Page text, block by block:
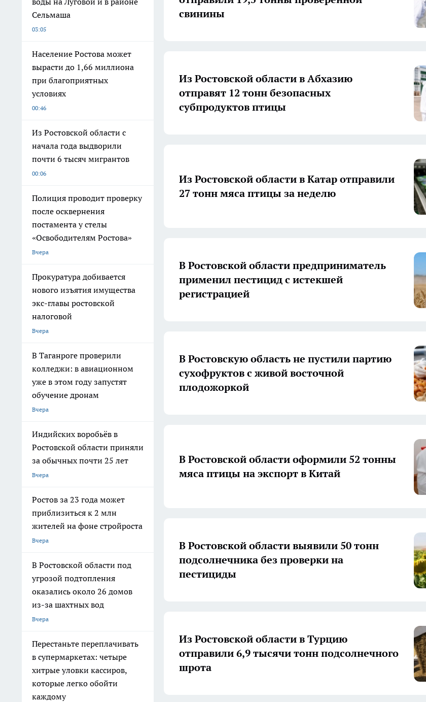
Сельмаша
03:05
Население Ростова может
вырасти до 1,66 миллиона
при благоприятных
условиях
00:46
Из Ростовской области с
начала года выдворили
почти 6 тысяч мигрантов
00:06
Полиция проводит проверку
после осквернения
постамента у стелы
«Освободителям Ростова»
Вчера
Прокуратура добивается
нового изъятия имущества
экс-главы ростовской
налоговой
Вчера
В Таганроге проверили
колледжи: в авиационном
уже в этом году запустят
обучение дронам
Вчера
Индийских воробьёв в
Ростовской области приняли
за обычных почти 25 лет
Вчера
Ростов за 23 года может
приблизиться к 2 млн
жителей на фоне стройроста
Вчера
В Ростовской области под
угрозой подтопления
оказались около 26 домов
из-за шахтных вод
Вчера
Перестаньте переплачивать
в супермаркетах: четыре
хитрые уловки кассиров,
которые легко обойти
каждому
свинины
Из Ростовской области в Абхазию
отправят 12 тонн безопасных
субпродуктов птицы
Из Ростовской области в Катар отправили
27 тонн мяса птицы за неделю
В Ростовской области предприниматель
применил пестицид с истекшей
регистрацией
В Ростовскую область не пустили партию
сухофруктов с живой восточной
плодожоркой
В Ростовской области оформили 52 тонны
мяса птицы на экспорт в Китай
В Ростовской области выявили 50 тонн
подсолнечника без проверки на
пестициды
Из Ростовской области в Турцию
отправили 6,9 тысячи тонн подсолнечного
шрота